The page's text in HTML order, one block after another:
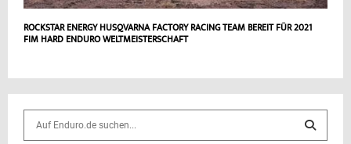
ROCKSTAR ENERGY HUSQVARNA FACTORY RACING TEAM BEREIT FÜR 2021
FIM HARD ENDURO WELTMEISTERSCHAFT